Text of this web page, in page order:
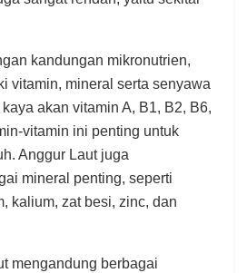
kandungan mikronutrien,
vitamin, mineral serta senyawa
akan vitamin A, B1, B2, B6,
vitamin ini penting untuk
Anggur Laut juga
mineral penting, seperti
kalium, zat besi, zinc, dan
mengandung berbagai